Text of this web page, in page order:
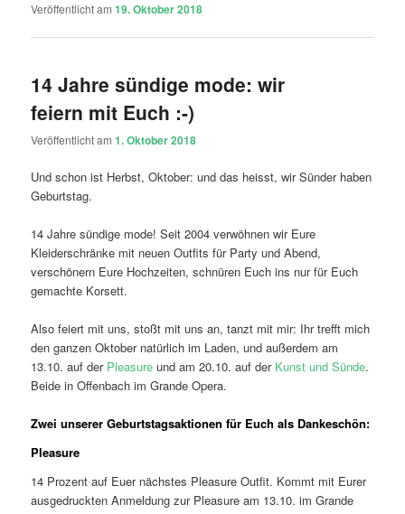
Veröffentlicht am19. Oktober 2018
14 Jahre sündige mode: wir
feiern mit Euch :-)
Veröffentlicht am1. Oktober 2018
Und schon ist Herbst, Oktober: und das heisst, wir Sünder haben
Geburtstag.
14 Jahre sündige mode! Seit 2004 verwöhnen wir Eure
Kleiderschränke mit neuen Outfits für Party und Abend,
verschönern Eure Hochzeiten, schnüren Euch ins nur für Euch
gemachte Korsett.
Also feiert mit uns, stoßt mit uns an, tanzt mit mir: Ihr trefft mich
den ganzen Oktober natürlich im Laden, und außerdem am
13.10. auf der Pleasure und am 20.10. auf der Kunst und Sünde.
Beide in Offenbach im Grande Opera.
Zwei unserer Geburtstagsaktionen für Euch als Dankeschön:
Pleasure
14 Prozent auf Euer nächstes Pleasure Outfit. Kommt mit Eurer
ausgedruckten Anmeldung zur Pleasure am 13.10. im Grande